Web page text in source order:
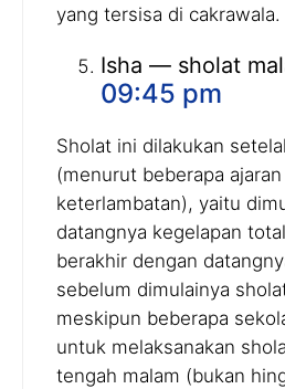
yang tersisa di cakrawala.
Isha — sholat
09:45 pm
Sholat ini dilakukan
(menurut beberapa
keterlambatan), yaitu
datangnya kegelapan
berakhir dengan
sebelum dimulainya
meskipun beberapa
untuk melaksanakan
tengah malam (bukan